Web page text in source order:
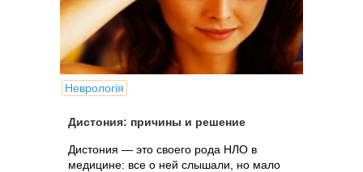
Неврологія
Дистония: причины и решение
Дистония — это своего рода НЛО в
медицине: все о ней слышали, но мало